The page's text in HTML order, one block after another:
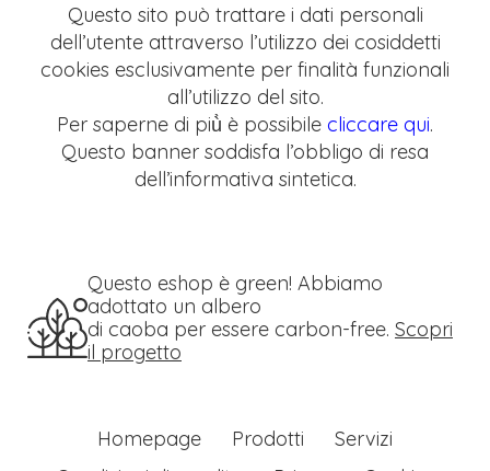
Questo sito può trattare i dati personali
dell’utente attraverso l’utilizzo dei cosiddetti
cookies esclusivamente per finalità funzionali
all’utilizzo del sito.
Per saperne di più̀ è possibile cliccare qui.
Questo banner soddisfa l’obbligo di resa
dell’informativa sintetica.
Questo eshop è green! Abbiamo
adottato un albero
di caoba per essere carbon-free. Scopri
il progetto
Homepage Prodotti
Servizi